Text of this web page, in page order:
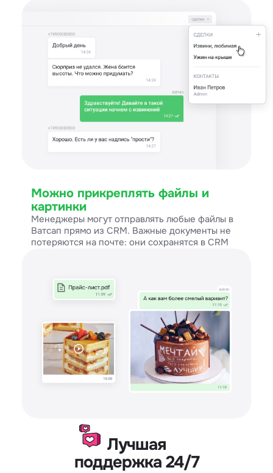
Можно прикреплять файлы и
картинки
Менеджеры могут отправлять любые файлы в
Ватсап прямо из CRM. Важные документы не
потеряются на почте: они сохранятся в CRM
Лучшая
поддержка 24/7